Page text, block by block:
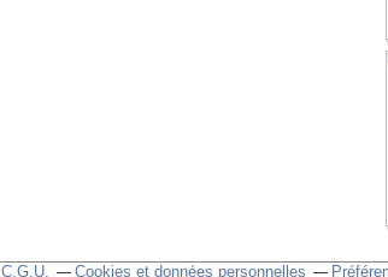
C.G.U. Cookies et données personnelles